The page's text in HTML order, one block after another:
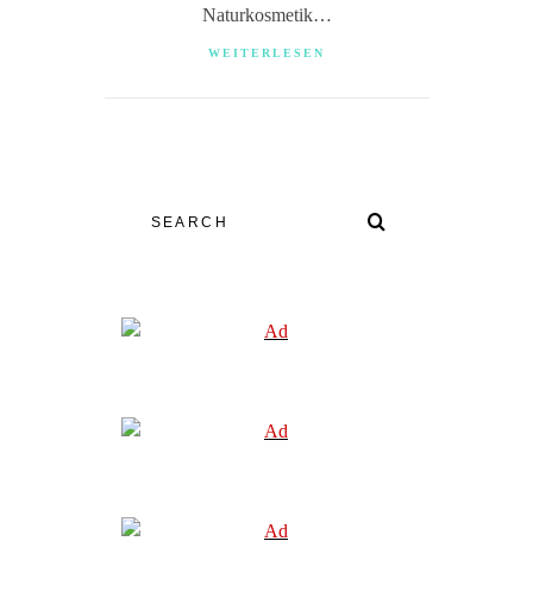
Naturkosmetik…
WEITERLESEN